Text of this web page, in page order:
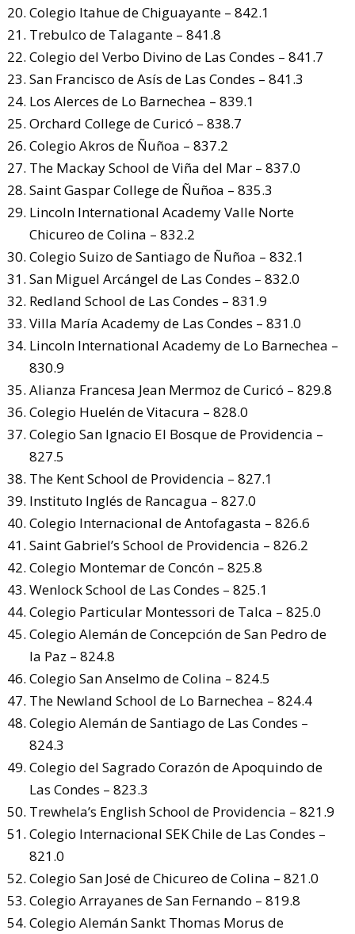
Colegio Itahue de Chiguayante – 842.1
Trebulco de Talagante – 841.8
Colegio del Verbo Divino de Las Condes – 841.7
San Francisco de Asís de Las Condes – 841.3
Los Alerces de Lo Barnechea – 839.1
Orchard College de Curicó – 838.7
Colegio Akros de Ñuñoa – 837.2
The Mackay School de Viña del Mar – 837.0
Saint Gaspar College de Ñuñoa – 835.3
Lincoln International Academy Valle Norte
Chicureo de Colina – 832.2
Colegio Suizo de Santiago de Ñuñoa – 832.1
San Miguel Arcángel de Las Condes – 832.0
Redland School de Las Condes – 831.9
Villa María Academy de Las Condes – 831.0
Lincoln International Academy de Lo Barnechea –
830.9
Alianza Francesa Jean Mermoz de Curicó – 829.8
Colegio Huelén de Vitacura – 828.0
Colegio San Ignacio El Bosque de Providencia –
827.5
The Kent School de Providencia – 827.1
Instituto Inglés de Rancagua – 827.0
Colegio Internacional de Antofagasta – 826.6
Saint Gabriel’s School de Providencia – 826.2
Colegio Montemar de Concón – 825.8
Wenlock School de Las Condes – 825.1
Colegio Particular Montessori de Talca – 825.0
Colegio Alemán de Concepción de San Pedro de
la Paz – 824.8
Colegio San Anselmo de Colina – 824.5
The Newland School de Lo Barnechea – 824.4
Colegio Alemán de Santiago de Las Condes –
824.3
Colegio del Sagrado Corazón de Apoquindo de
Las Condes – 823.3
Trewhela’s English School de Providencia – 821.9
Colegio Internacional SEK Chile de Las Condes –
821.0
Colegio San José de Chicureo de Colina – 821.0
Colegio Arrayanes de San Fernando – 819.8
Colegio Alemán Sankt Thomas Morus de